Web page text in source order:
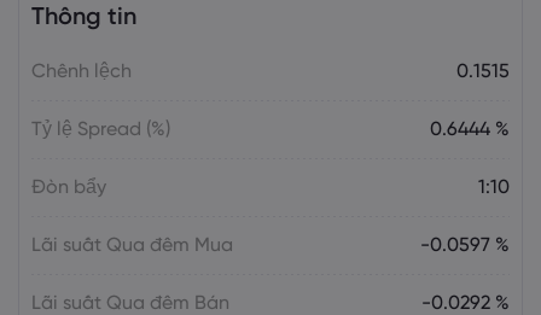
US-EU Relations: Russia Sanctions Unite
Emma Rose
Thông tin
Chênh lệch 0.1515
Tỷ lệ Spread (%) 0.6444 %
Đòn bẩy 1:10
Lãi suất Qua đêm Mua -0.0597 %
Lãi suất Qua đêm Bán -0.0292 %